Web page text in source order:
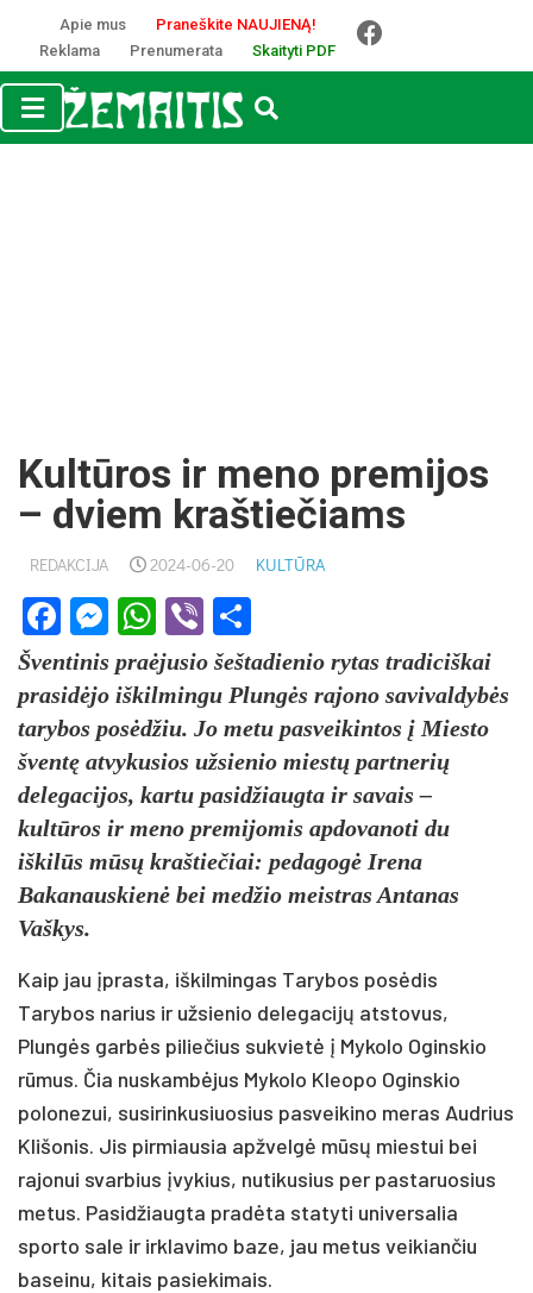
Apie mus
Praneškite NAUJIENĄ!
Reklama
Prenumerata Skaityti PDF
Kultūros ir meno premijos
– dviem kraštiečiams
REDAKCIJA 2024-06-20 KULTŪRA
Facebook
Messenger
WhatsApp
Viber
Šventinis praėjusio šeštadienio rytas tradiciškai
prasidėjo iškilmingu Plungės rajono savivaldybės
tarybos posėdžiu. Jo metu pasveikintos į Miesto
šventę atvykusios užsienio miestų partnerių
delegacijos, kartu pasidžiaugta ir savais –
kultūros ir meno premijomis apdovanoti du
iškilūs mūsų kraštiečiai: pedagogė Irena
Bakanauskienė bei medžio meistras Antanas
Vaškys.
Kaip jau įprasta, iškilmingas Tarybos posėdis
Tarybos narius ir užsienio delegacijų atstovus,
Plungės garbės piliečius sukvietė į Mykolo Oginskio
rūmus. Čia nuskambėjus Mykolo Kleopo Oginskio
polonezui, susirinkusiuosius pasveikino meras Audrius
Klišonis. Jis pirmiausia apžvelgė mūsų miestui bei
rajonui svarbius įvykius, nutikusius per pastaruosius
metus. Pasidžiaugta pradėta statyti universalia
sporto sale ir irklavimo baze, jau metus veikiančiu
baseinu, kitais pasiekimais.